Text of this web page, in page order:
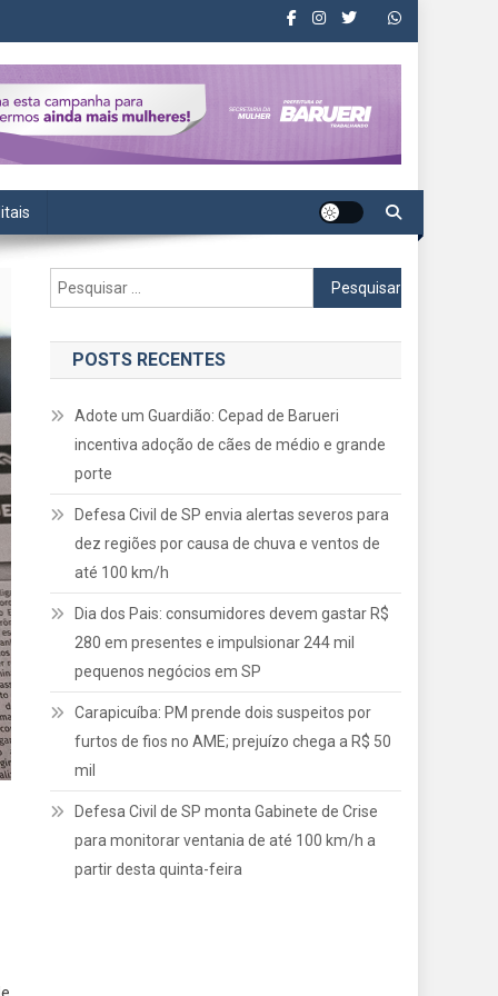
Pesquisar
por:
POSTS RECENTES
Adote um Guardião: Cepad de Barueri
incentiva adoção de cães de médio e grande
porte
Defesa Civil de SP envia alertas severos para
dez regiões por causa de chuva e ventos de
até 100 km/h
Dia dos Pais: consumidores devem gastar R$
280 em presentes e impulsionar 244 mil
pequenos negócios em SP
Carapicuíba: PM prende dois suspeitos por
furtos de fios no AME; prejuízo chega a R$ 50
mil
Defesa Civil de SP monta Gabinete de Crise
para monitorar ventania de até 100 km/h a
partir desta quinta-feira